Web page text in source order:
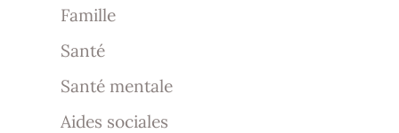
Famille
Santé
Santé mentale
Aides sociales